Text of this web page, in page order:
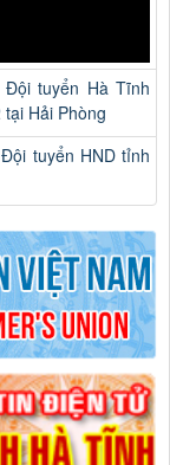
tuyển Hà Tĩnh
Hải Phòng
tuyển HND tỉnh